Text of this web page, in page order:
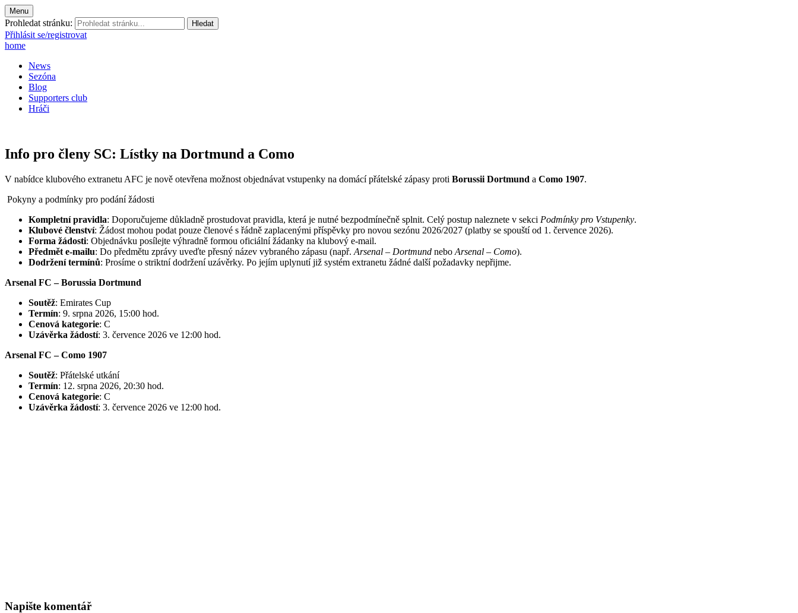
Menu
Prohledat stránku:
Přihlásit se/registrovat
home
News
Sezóna
Blog
Supporters club
Hráči
Info pro členy SC: Lístky na Dortmund a Como
V nabídce klubového extranetu AFC je nově otevřena možnost objednávat vstupenky na domácí přátelské zápasy proti Borussii Dortmund a Como 1907.
Pokyny a podmínky pro podání žádosti
Kompletní pravidla: Doporučujeme důkladně prostudovat pravidla, která je nutné bezpodmínečně splnit. Celý postup naleznete v sekci Podmínky pro Vstupenky.
Klubové členství: Žádost mohou podat pouze členové s řádně zaplacenými příspěvky pro novou sezónu 2026/2027 (platby se spouští od 1. července 2026).
Forma žádosti: Objednávku posílejte výhradně formou oficiální žádanky na klubový e-mail.
Předmět e-mailu: Do předmětu zprávy uveďte přesný název vybraného zápasu (např. Arsenal – Dortmund nebo Arsenal – Como).
Dodržení termínů: Prosíme o striktní dodržení uzávěrky. Po jejím uplynutí již systém extranetu žádné další požadavky nepřijme.
Arsenal FC – Borussia Dortmund
Soutěž: Emirates Cup
Termín: 9. srpna 2026, 15:00 hod.
Cenová kategorie: C
Uzávěrka žádostí: 3. července 2026 ve 12:00 hod.
Arsenal FC – Como 1907
Soutěž: Přátelské utkání
Termín: 12. srpna 2026, 20:30 hod.
Cenová kategorie: C
Uzávěrka žádostí: 3. července 2026 ve 12:00 hod.
Napište komentář